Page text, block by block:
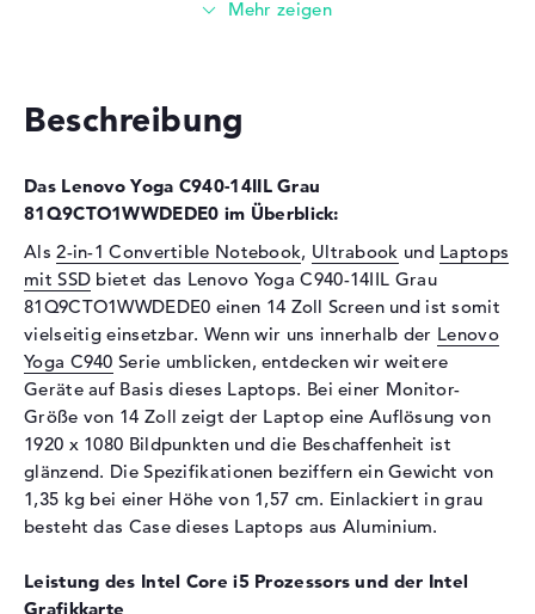
256 GB SSD
Laufwerks-Typ
Display-Typ
14" TFT
Max. Auflösung
1920 x 1080
Auflösungstyp
Full-HD
Besonderheiten
Multi-Touchscreen, glänzend,
LED-Hintergrundbeleuchtung,
IPS Panel
Audio
Soundkarte
Hi-Definition Audio
Mikrofon
vorhanden
Webcam
Eingabegeräte
Beschreibung
Das Lenovo Yoga C940-14IIL Grau
81Q9CTO1WWDEDE0 im Überblick:
Als2-in-1 Convertible Notebook, Ultrabook und Laptops
mit SSD bietet das Lenovo Yoga C940-14IIL Grau
81Q9CTO1WWDEDE0 einen 14 Zoll Screen und ist somit
vielseitig einsetzbar. Wenn wir uns innerhalb der Lenovo
Yoga C940 Serie umblicken, entdecken wir weitere
Geräte auf Basis dieses Laptops. Bei einer Monitor-
Größe von 14 Zoll zeigt der Laptop eine Auflösung von
1920 x 1080 Bildpunkten und die Beschaffenheit ist
glänzend. Die Spezifikationen beziffern ein Gewicht von
1,35 kg bei einer Höhe von 1,57 cm. Einlackiert in grau
besteht das Case dieses Laptops aus Aluminium.
Leistung des Intel Core i5 Prozessors und der Intel
Grafikkarte